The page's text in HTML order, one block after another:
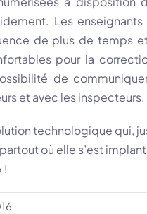
Les
de plus de temps
pour la
de
et avec les inspecteurs.
technologique qui,
où elle s’est
!